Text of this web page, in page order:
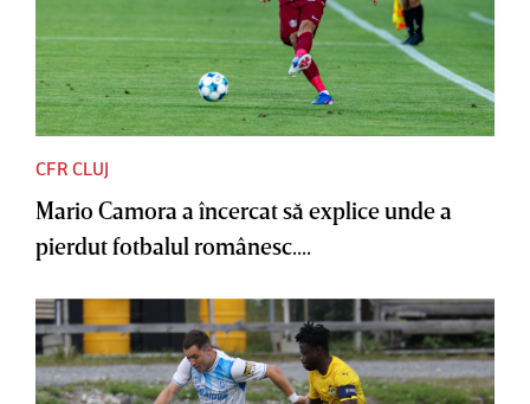
CFR CLUJ
Mario Camora a încercat să explice unde a
pierdut fotbalul românesc....